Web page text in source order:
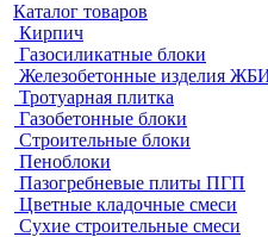
Каталог товаров
Кирпич
Газосиликатные блоки
Железобетонные изделия
Тротуарная плитка
Газобетонные блоки
Строительные блоки
Пеноблоки
Пазогребневые плиты ПГП
Цветные кладочные смеси
Сухие строительные смеси